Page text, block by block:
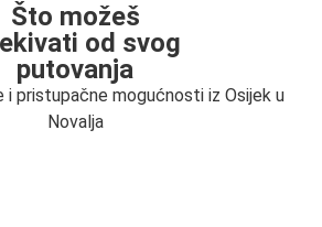
Što možeš
od svog
putovanja
i pristupačne mogućnosti iz Osijek u
Novalja